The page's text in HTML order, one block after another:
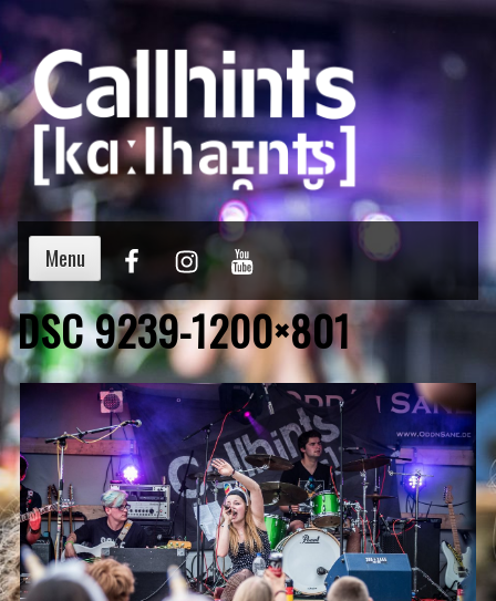
Menu
DSC 9239-1200×801